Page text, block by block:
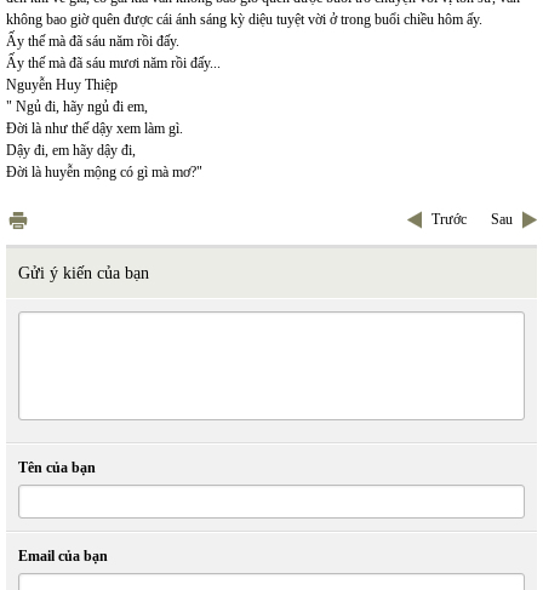
không bao giờ quên được cái ánh sáng kỳ diệu tuyệt vời ở trong buổi chiều hôm ấy.
Ấy thế mà đã sáu năm rồi đấy.
Ấy thế mà đã sáu mươi năm rồi đấy...
Nguyễn Huy Thiệp
" Ngủ đi, hãy ngủ đi em,
Đời là như thế dậy xem làm gì.
Dậy đi, em hãy dậy đi,
Đời là huyễn mộng có gì mà mơ?"
Trước Sau
Gửi ý kiến của bạn
Tên của bạn
Email của bạn